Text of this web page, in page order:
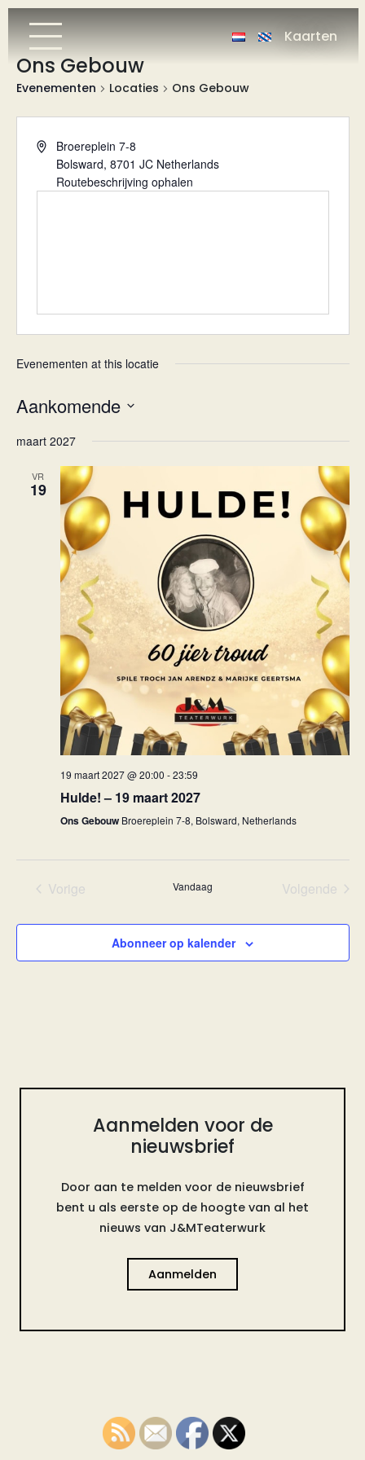
Kaarten
Ons Gebouw
Evenementen Locaties Ons Gebouw
AdresBroereplein 7-8
Bolsward, 8701 JC Netherlands
Routebeschrijving ophalen
Evenementen at this locatie
Aankomende
een
maart 2027
VR
19
19 maart 2027 @ 20:00 -23:59
Hulde! – 19 maart 2027
Ons Gebouw Broereplein 7-8, Bolsward, Netherlands
Vorige
Vandaag
Volgende
Abonneer op kalender
Aanmelden voor de
nieuwsbrief
Door aan te melden voor de nieuwsbrief
bent u als eerste op de hoogte van al het
nieuws van J&MTeaterwurk
Aanmelden